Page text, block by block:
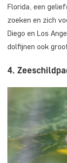
Florida, een
zoeken en zich
Diego en Los
dolfijnen ook
4.